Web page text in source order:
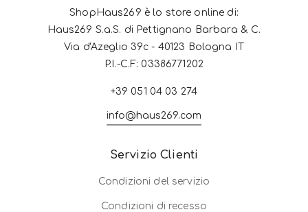
ShopHaus269 è lo store online di:
Haus269 S.a.S. di Pettignano Barbara & C.
Via d'Azeglio 39c - 40123 Bologna IT
P.I.-C.F: 03386771202
+39 051 04 03 274
info@haus269.com
Servizio Clienti
Condizioni del servizio
Condizioni di recesso